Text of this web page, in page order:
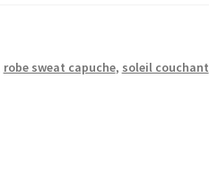
robe sweat capuche, soleil couchant